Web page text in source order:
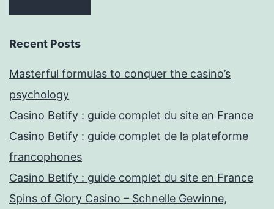
Recent Posts
Masterful formulas to conquer the casino’s
psychology
Casino Betify : guide complet du site en France
Casino Betify : guide complet de la plateforme
francophones
Casino Betify : guide complet du site en France
Spins of Glory Casino – Schnelle Gewinne,